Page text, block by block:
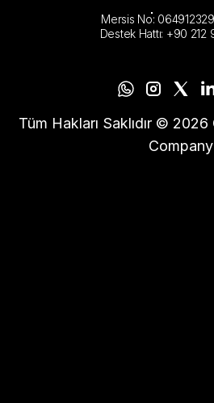
Mersis No:
Destek Hattı: +90
Tüm Hakları Saklıdır ©
Company